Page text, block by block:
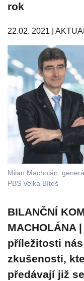
rok
22.02. 2021 |
Milan Macholán,
PBS Velká Bíteš
BILANČNÍ
MACHOLÁNA
příležitosti
zkušenosti,
předávají již